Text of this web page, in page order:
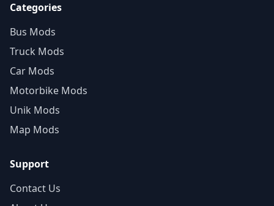
Categories
Bus Mods
Truck Mods
Car Mods
Motorbike Mods
Unik Mods
Map Mods
Support
Contact Us